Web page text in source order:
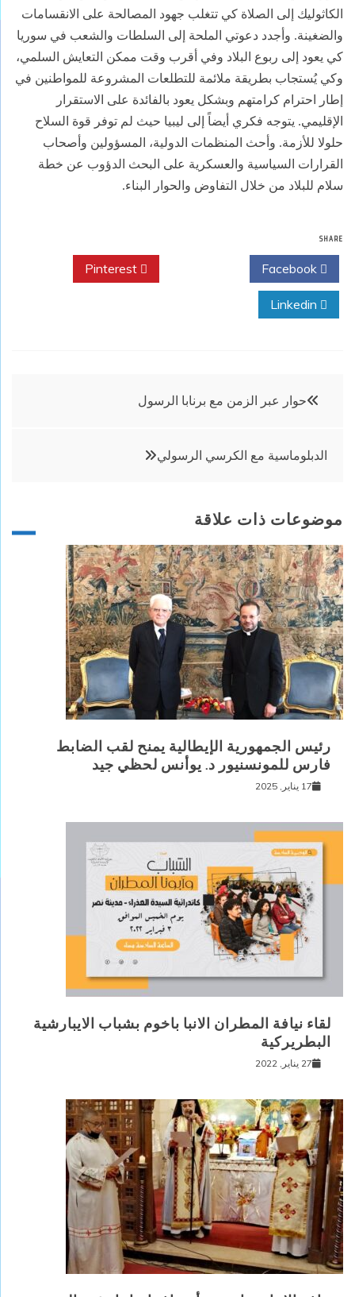
الكاثوليك إلى الصلاة كي تتغلب جهود المصالحة على الانقسامات
والضغينة. وأجدد دعوتي الملحة إلى السلطات والشعب في سوريا
كي يعود إلى ربوع البلاد وفي أقرب وقت ممكن التعايش السلمي،
وكي يُستجاب بطريقة ملائمة للتطلعات المشروعة للمواطنين في
إطار احترام كرامتهم وبشكل يعود بالفائدة على الاستقرار
الإقليمي. يتوجه فكري أيضاً إلى ليبيا حيث لم توفر قوة السلاح
حلولا للأزمة. وأحث المنظمات الدولية، المسؤولين وأصحاب
القرارات السياسية والعسكرية على البحث الدؤوب عن خطة
سلام للبلاد من خلال التفاوض والحوار البناء.
SHARE
تصفّححوار عبر الزمن مع برنابا الرسول
الدبلوماسية مع الكرسي الرسولي
موضوعات ذات علاقة
رئيس الجمهورية الإيطالية يمنح لقب الضابط
فارس للمونسنيور د. يوأنس لحظي جيد
17 يناير, 2025
لقاء نيافة المطران الانبا باخوم بشباب الايبارشية
البطريركية
27 يناير, 2022